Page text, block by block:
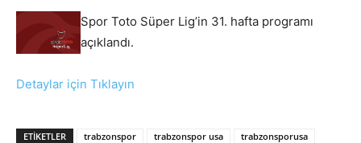
Spor Toto Süper Lig’in 31. hafta programı
açıklandı.
Detaylar için Tıklayın
ETIKETLER trabzonspor trabzonspor usa trabzonsporusa